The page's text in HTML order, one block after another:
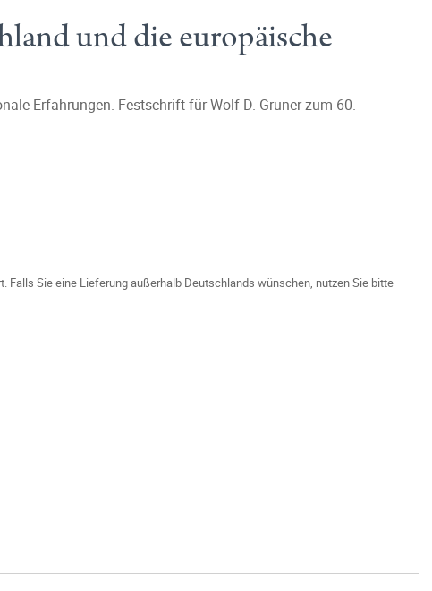
und die europäische
Erfahrungen. Festschrift für Wolf D. Gruner zum 60.
Sie eine Lieferung außerhalb Deutschlands wünschen, nutzen Sie bitte